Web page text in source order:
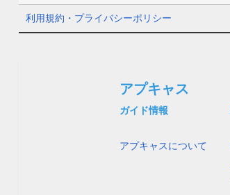
利用規約・プライバシーポリシー
アプキャス
ガイド情報
アプキャスについて